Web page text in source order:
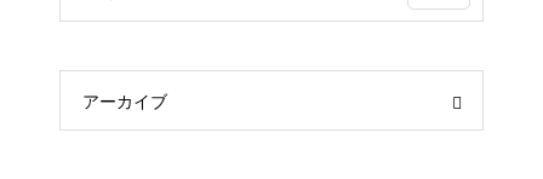
アーカイブ